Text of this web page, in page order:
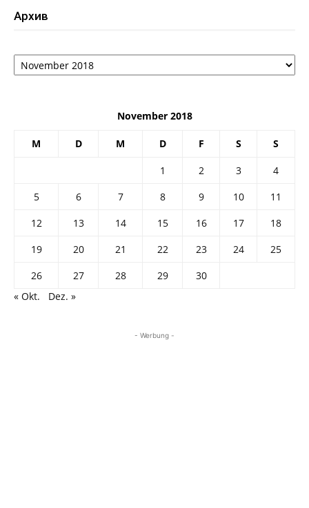
Архив
Архив
November 2018
M D M D F S S
1 2 3
4
5
6 7 8 9 10
11
12
13 14 15 16 17
18
19
20 21 22 23 24
25
26
27 28 29
30
« Okt.
Dez. »
- Werbung -